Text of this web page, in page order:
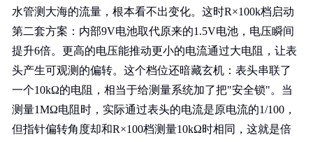
水管测大海的流量，根本看不出变化。这时R×100k档启动
第二套方案：内部9V电池取代原来的1.5V电池，电压瞬间
提升6倍。更高的电压能推动更小的电流通过大电阻，让表
头产生可观测的偏转。这个档位还暗藏玄机：表头串联了
一个10kΩ的电阻，相当于给测量系统加了把"安全锁"。当
测量1MΩ电阻时，实际通过表头的电流是原电流的1/100，
但指针偏转角度却和R×100档测量10kΩ时相同，这就是倍